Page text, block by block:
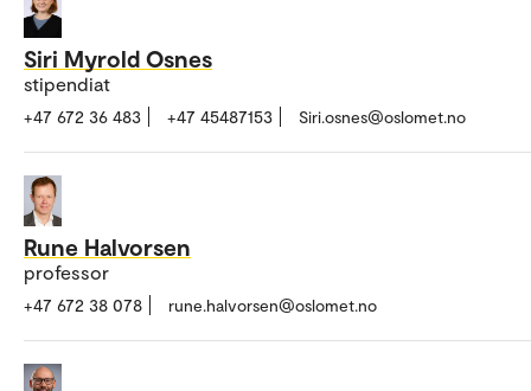
Siri Myrold Osnes
stipendiat
+47 672 36 483 +47 45487153 Siri.osnes@oslomet.no
Rune Halvorsen
professor
+47 672 38 078 rune.halvorsen@oslomet.no